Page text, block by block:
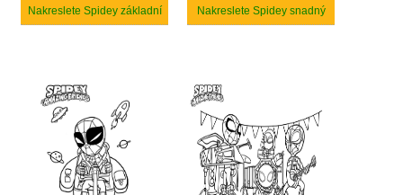
Nakreslete Spidey základní Nakreslete Spidey snadný